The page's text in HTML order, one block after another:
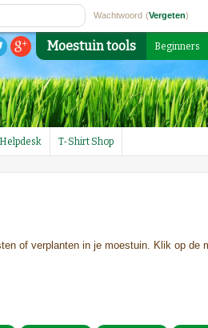
(Vergeten)
Wachtwoord
Moestuin tools Beginners
Helpdesk T-Shirt Shop
of verplanten in je moestuin. Klik op